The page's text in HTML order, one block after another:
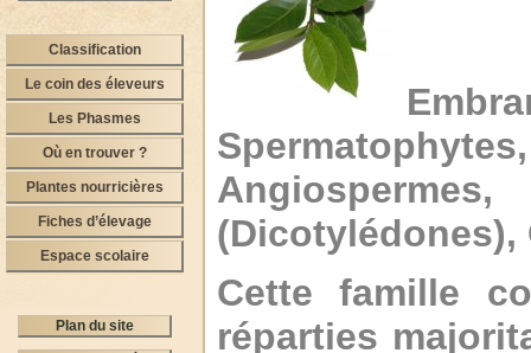
Classification
Le coin des éleveurs
Les Phasmes
Où en trouver ?
Plantes nourricières
Fiches d’élevage
Espace scolaire
Plan du site
(Dicotylédones),
Cette famille
réparties